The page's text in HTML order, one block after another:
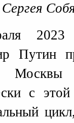
Сергея
2023
Путин
Москвы
с